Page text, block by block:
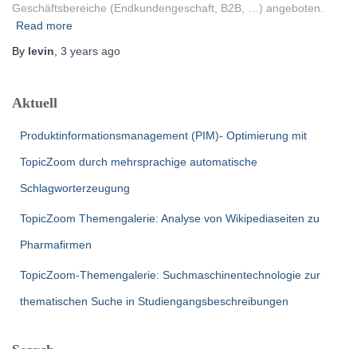
Geschäftsbereiche (Endkundengeschaft, B2B, …) angeboten.
Read more
By levin 3 years ago
Aktuell
Produktinformationsmanagement (PIM)- Optimierung mit
TopicZoom durch mehrsprachige automatische
Schlagworterzeugung
TopicZoom Themengalerie: Analyse von Wikipediaseiten zu
Pharmafirmen
TopicZoom-Themengalerie: Suchmaschinentechnologie zur
thematischen Suche in Studiengangsbeschreibungen